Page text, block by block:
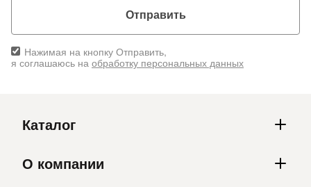
Отправить
Нажимая на кнопку Отправить,
я соглашаюсь на обработку персональных данных
Каталог
О компании